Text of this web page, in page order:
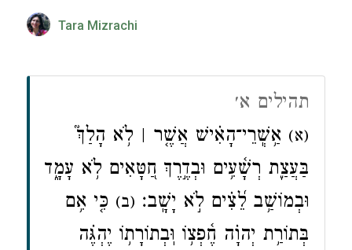
Tara Mizrachi
תהילים א׳
(א) אַ֥שְֽׁרֵי־הָאִ֗ישׁ אֲשֶׁ֤ר ׀ לֹ֥א הָלַךְ֮
בַּעֲצַ֪ת רְשָׁ֫עִ֥ים וּבְדֶ֣רֶךְ חַ֭טָּאִים לֹ֥א עָמָ֑ד
וּבְמוֹשַׁ֥ב לֵ֝צִ֗ים לֹ֣א יָשָֽׁב׃ (ב) כִּ֤י אִ֥ם
בְּתוֹרַ֥ת יְהוָ֗ה חֶ֫פְצ֥וֹ וּֽבְתוֹרָת֥וֹ יֶהְגֶּ֗ה